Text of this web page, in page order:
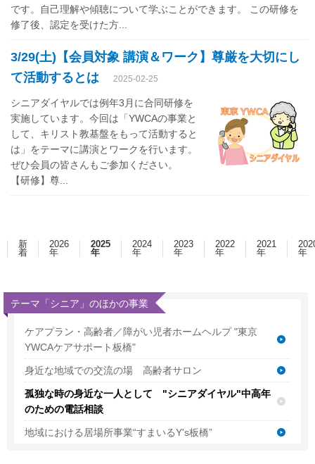
です。自己理解や傾聴について学ぶことができます。 この研修を
修了後、認定を受けた方...
3/29(土)【会員対象 講演＆ワーク】尊厳を大切にし
て活動するとは
2025-02-25
シニアダイヤルでは例年3月に合同研修を
実施しています。今回は「YWCAの事業と
して、キリスト教基盤をもって活動すると
は」をテーマに講演とワークを行います。
ぜひ会員の皆さんもご参加ください。
【研修】尊...
新
着
2026
年
2025
年
2024
年
2023
年
2022
年
2021
年
年
テーマ「シニア」のほかの事業
ケアプラン・高齢者／障がい児者ホームヘルプ "東京
YWCAケアサポート板橋"
身近な地域での交流の場 高齢者サロン
孤独な時の身近な一人として "シニアダイヤル"中高年
のための電話相談
地域における居場所事業“すまいるY's板橋”